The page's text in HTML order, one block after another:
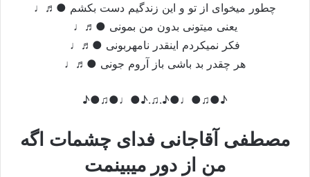
چطور میخوای از تو و این زندگیم دست بکشم ●♬♩
یعنی میتونی بدون من بمونی ●♬♩
فکر نمیکردم اینقدر نامهربونی ●♬♩
هر چقدر بد باشی باز آروم جونی ●♬♩
♪●♫●♩●♪.♫.♪●♩●♫●♪
مصطفی آقاجانی فدای چشمات اگه
من از دور میبینمت